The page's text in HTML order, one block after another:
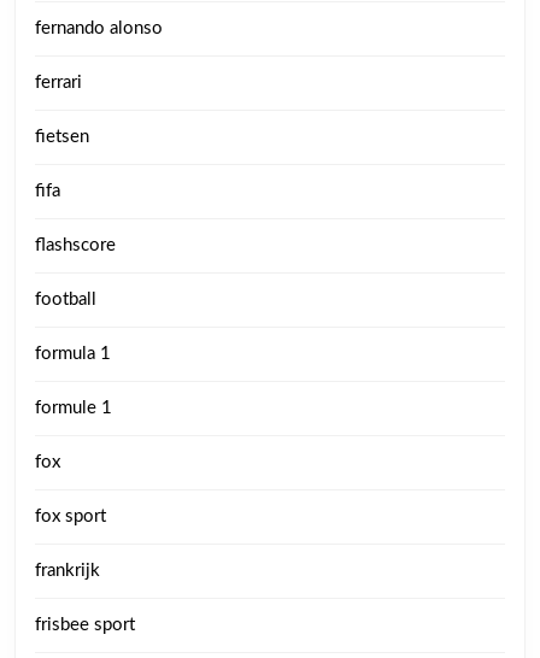
fernando alonso
ferrari
fietsen
fifa
flashscore
football
formula 1
formule 1
fox
fox sport
frankrijk
frisbee sport